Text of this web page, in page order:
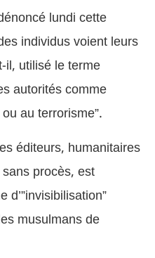
lundi cette
individus voient leurs
utilisé le terme
autorités comme
au terrorisme”.
éditeurs, humanitaires
procès, est
musulmans de